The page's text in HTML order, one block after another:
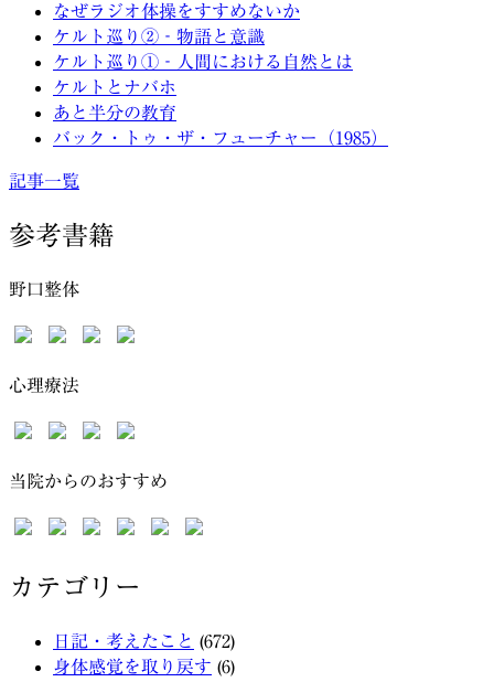
なぜラジオ体操をすすめないか
ケルト巡り②‐物語と意識
ケルト巡り①‐人間における自然とは
ケルトとナバホ
あと半分の教育
バック・トゥ・ザ・フューチャー（1985）
記事一覧
参考書籍
野口整体
心理療法
当院からのおすすめ
カテゴリー
日記・考えたこと (672)
身体感覚を取り戻す (6)